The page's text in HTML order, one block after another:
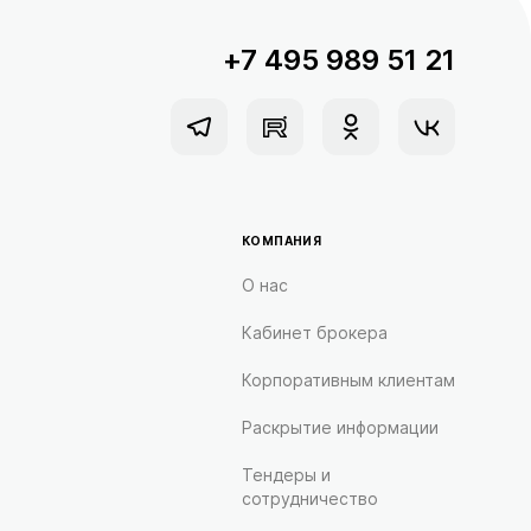
+7 495 989 51 21
КОМПАНИЯ
О нас
Кабинет брокера
Корпоративным клиентам
Раскрытие информации
Тендеры и
сотрудничество